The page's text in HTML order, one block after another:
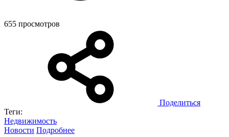
655 просмотров
Поделиться
Теги:
Недвижимость
Новости Подробнее